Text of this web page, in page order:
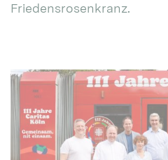
Friedensrosenkranz.